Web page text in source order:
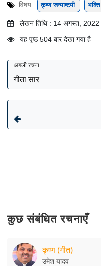
विषय : कृष्ण जन्माष्टमी भक्ति
लेखन तिथि : 14 अगस्त, 2022
यह पृष्ठ 504 बार देखा गया है
अगली रचना
गीता सार
कुछ संबंधित रचनाएँ
कृष्ण (गीत)
उमेश यादव